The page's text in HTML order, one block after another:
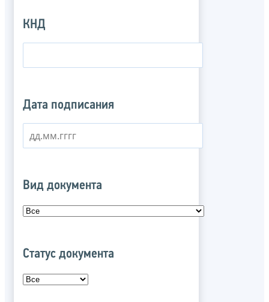
КНД
Дата подписания
Вид документа
Статус документа